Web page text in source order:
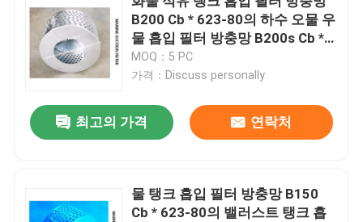
제품 소개
B200 Cb * 623-80의 하수 오물 우
물 흡입 필터 방충망 B200s Cb *
623-80
MOQ：5 PC
가격：Discuss personally
최고의 가격 연락처
물 탱크 흡입 필터 방충망 B150
Cb * 623-80의 밸러스트 탱크 흡